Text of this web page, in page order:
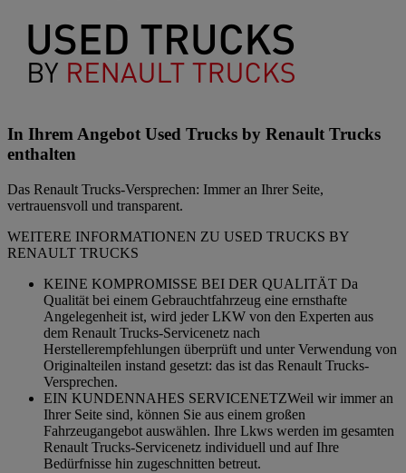
In Ihrem Angebot Used Trucks by Renault Trucks
enthalten
Das Renault Trucks-Versprechen: Immer an Ihrer Seite,
vertrauensvoll und transparent.
WEITERE INFORMATIONEN ZU USED TRUCKS BY
RENAULT TRUCKS
KEINE KOMPROMISSE BEI DER QUALITÄT Da
Qualität bei einem Gebrauchtfahrzeug eine ernsthafte
Angelegenheit ist, wird jeder LKW von den Experten aus
dem Renault Trucks-Servicenetz nach
Herstellerempfehlungen überprüft und unter Verwendung von
Originalteilen instand gesetzt: das ist das Renault Trucks-
Versprechen.
EIN KUNDENNAHES SERVICENETZWeil wir immer an
Ihrer Seite sind, können Sie aus einem großen
Fahrzeugangebot auswählen. Ihre Lkws werden im gesamten
Renault Trucks-Servicenetz individuell und auf Ihre
Bedürfnisse hin zugeschnitten betreut.